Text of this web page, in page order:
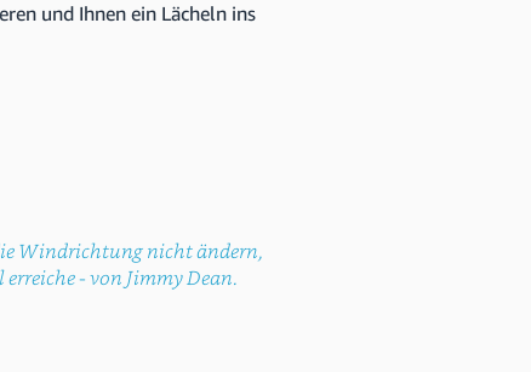
und Ihnen ein Lächeln ins
Windrichtung nicht ändern,
erreiche - von Jimmy Dean.